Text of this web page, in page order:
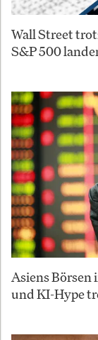
Wall Street
S&P 500
Asiens
und KI-Hype